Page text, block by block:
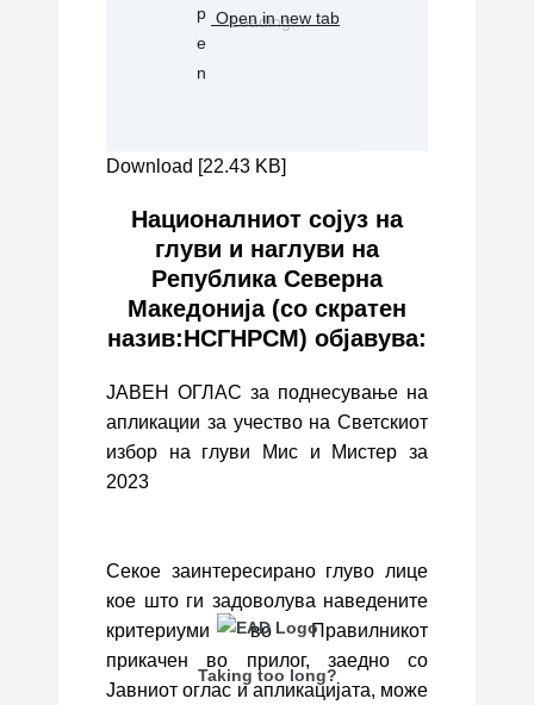
Loading...
Open in new tab
Download [22.43 KB]
Националниот сојуз на
глуви и наглуви на
Република Северна
Македонија (со скратен
назив:НСГНРСМ) објавува:
ЈАВЕН ОГЛАС за поднесување на
апликации за учество на Светскиот
избор на глуви Мис и Мистер за
2023
Секое заинтересирано глуво лице
кое што ги задоволува наведените
критериуми во Правилникот
прикачен во прилог, заедно со
Јавниот оглас и апликацијата, може
Taking too long?